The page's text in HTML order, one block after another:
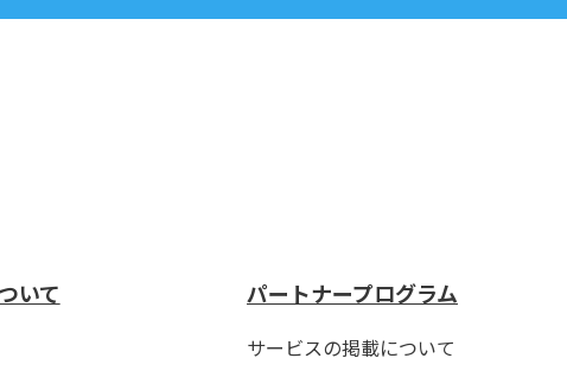
いて パートナープログラム
サービスの掲載について